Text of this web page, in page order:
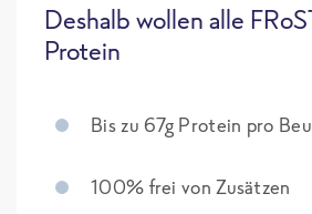
Deshalb wollen alle
Protein
Bis zu 67g Protein pro
100% frei von Zusätzen